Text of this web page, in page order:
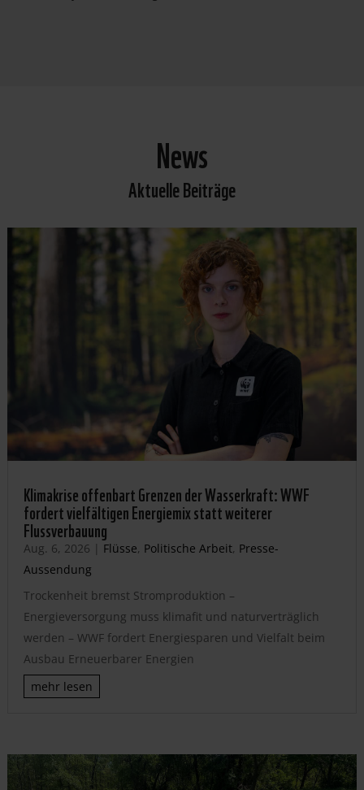
News
Aktuelle Beiträge
Klimakrise offenbart Grenzen der Wasserkraft: WWF
fordert vielfältigen Energiemix statt weiterer
Flussverbauung
Aug. 6, 2026 | Flüsse, Politische Arbeit, Presse-
Aussendung
Trockenheit bremst Stromproduktion –
Energieversorgung muss klimafit und naturverträglich
werden – WWF fordert Energiesparen und Vielfalt beim
Ausbau Erneuerbarer Energien
mehr lesen